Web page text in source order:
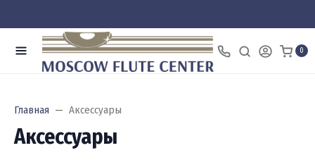
0
Главная Аксессуары
Аксессуары